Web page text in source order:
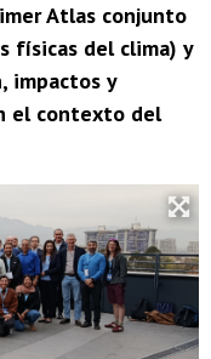
Atlas conjunto
físicas del clima) y
impactos y
el contexto del